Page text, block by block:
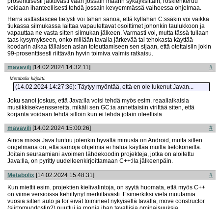
voidaan ihanteellisesti tehdä jossain kevyemmässä vaiheessa ohjelmaa.
Herra astfastascee tietysti voi tähän sanoa, että kyllähän C:ssäkin voi vaikka
tiukassa silmukassa laittaa vapautettavat osoittimet johonkin taulukkoon ja
vapauttaa ne vasta sitten silmukan jälkeen. Varmasti voi, mutta tässä tullaan
taas kysymykseen, onko millään tavalla järkevää tai tehokasta käyttää
koodarin aikaa tällaisen asian toteuttamiseen sen sijaan, että otettaisiin jokin
99-prosenttisesti riittävän hyvin toimiva valmis ratkaisu.
mavavilj [14.02.2024 14:32:11] #
Metabolix kirjoitti:
(14.02.2024 14:27:36): Täytyy myöntää, että en ole lukenut Javan...
Joku sanoi joskus, että Java:lla voisi tehdä myös esim. reaaliaikaisia
musiikkisekvenssereitä, mikäli sen GC:ia annettaisiin virittää siten, että
korjanta voidaan tehdä silloin kun ei tehdä jotain oleellista.
mavavilj [14.02.2024 15:00:26]
#
Ainoa missä Java tuntuu jotenkin hyvältä minusta on Android, mutta sitten
ongelmana on, että samoja ohjelmia ei halua käyttää muilla tietokoneilla.
Joitain seuraamiani avoimen lähdekoodin projekteja, jotka on aloitettu
Java:lla, on pyritty uudelleenkirjoittamaan C++:lla jälkeenpäin.
Metabolix [14.02.2024 15:48:31]
#
Kun miettii esim. projektien kielivalintoja, on syytä huomata, että myös C++
on viime versioissa kehittynyt merkittävästi. Esimerkiksi vielä muutamia
vuosia sitten auto ja for eivät toimineet nykyisellä tavalla, move constructor